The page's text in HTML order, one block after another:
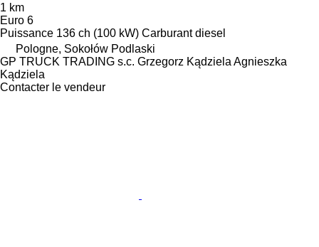
1 km
Euro 6
Puissance 136 ch (100 kW) Carburant diesel
Pologne, Sokołów Podlaski
GP TRUCK TRADING s.c. Grzegorz Kądziela Agnieszka
Kądziela
Contacter le vendeur